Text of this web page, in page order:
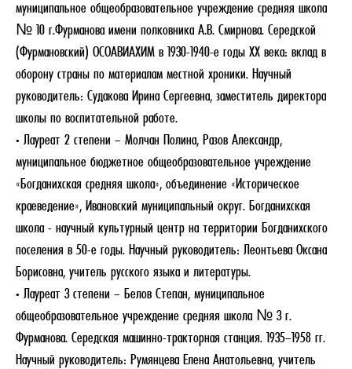
муниципальное общеобразовательное учреждение средняя школа
№ 10 г.Фурманова имени полковника А.В. Смирнова. Середской
(Фурмановский) ОСОАВИАХИМ в 1930-1940-е годы XX века: вклад в
оборону страны по материалам местной хроники. Научный
руководитель: Судакова Ирина Сергеевна, заместитель директора
школы по воспитательной работе.
• Лауреат 2 степени – Молчан Полина, Разов Александр,
муниципальное бюджетное общеобразовательное учреждение
«Богданихская средняя школа», объединение «Историческое
краеведение», Ивановский муниципальный округ. Богданихская
школа - научный культурный центр на территории Богданихского
поселения в 50-е годы. Научный руководитель: Леонтьева Оксана
Борисовна, учитель русского языка и литературы.
• Лауреат 3 степени – Белов Степан, муниципальное
общеобразовательное учреждение средняя школа № 3 г.
Фурманова. Середская машинно-тракторная станция. 1935–1958 гг.
Научный руководитель: Румянцева Елена Анатольевна, учитель